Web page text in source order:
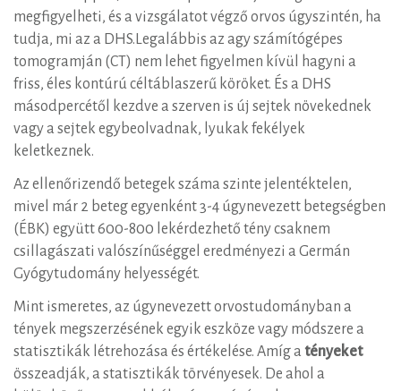
megfigyelheti, és a vizsgálatot végző orvos úgyszintén, ha
tudja, mi az a DHS.Legalábbis az agy számítógépes
tomogramján (CT) nem lehet figyelmen kívül hagyni a
friss, éles kontúrú céltáblaszerű köröket. És a DHS
másodpercétől kezdve a szerven is új sejtek növekednek
vagy a sejtek egybeolvadnak, lyukak fekélyek
keletkeznek.
Az ellenőrizendő betegek száma szinte jelentéktelen,
mivel már 2 beteg egyenként 3-4 úgynevezett betegségben
(ÉBK) együtt 600-800 lekérdezhető tény csaknem
csillagászati ​​valószínűséggel eredményezi a Germán
Gyógytudomány helyességét.
Mint ismeretes, az úgynevezett orvostudományban a
tények megszerzésének egyik eszköze vagy módszere a
statisztikák létrehozása és értékelése. Amíg a tényeket
összeadják, a statisztikák törvényesek. De ahol a